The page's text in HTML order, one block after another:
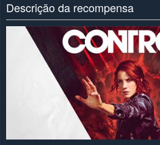
Descrição da recompensa